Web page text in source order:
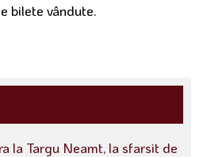
bilete vândute.
la Targu Neamt, la sfarsit de